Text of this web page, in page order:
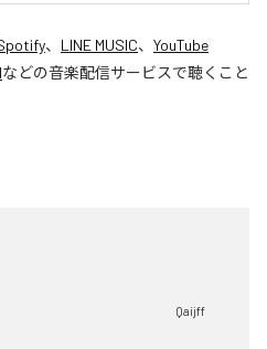
、 LINE MUSIC、 YouTube
などの音楽配信サービスで聴くこと
Qaijff